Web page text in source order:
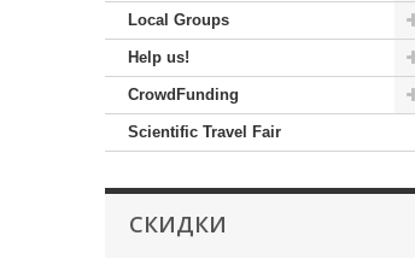
Local Groups
Help us!
CrowdFunding
Scientific Travel Fair
СКИДКИ